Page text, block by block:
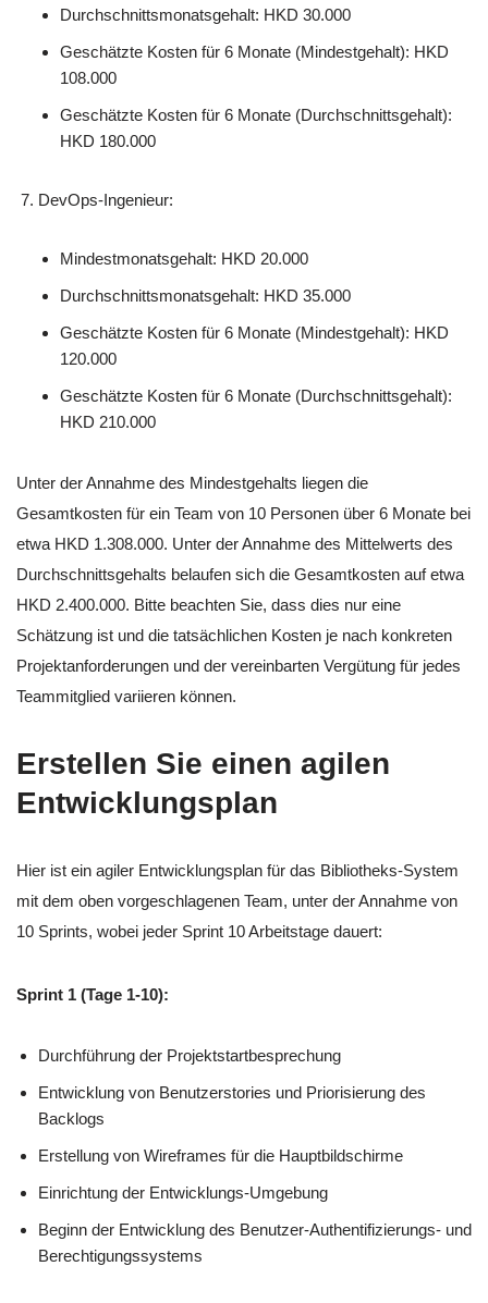
Durchschnittsmonatsgehalt: HKD 30.000
Geschätzte Kosten für 6 Monate (Mindestgehalt): HKD
108.000
Geschätzte Kosten für 6 Monate (Durchschnittsgehalt):
HKD 180.000
DevOps-Ingenieur:
Mindestmonatsgehalt: HKD 20.000
Durchschnittsmonatsgehalt: HKD 35.000
Geschätzte Kosten für 6 Monate (Mindestgehalt): HKD
120.000
Geschätzte Kosten für 6 Monate (Durchschnittsgehalt):
HKD 210.000
Unter der Annahme des Mindestgehalts liegen die
Gesamtkosten für ein Team von 10 Personen über 6 Monate bei
etwa HKD 1.308.000. Unter der Annahme des Mittelwerts des
Durchschnittsgehalts belaufen sich die Gesamtkosten auf etwa
HKD 2.400.000. Bitte beachten Sie, dass dies nur eine
Schätzung ist und die tatsächlichen Kosten je nach konkreten
Projektanforderungen und der vereinbarten Vergütung für jedes
Teammitglied variieren können.
Erstellen Sie einen agilen
Entwicklungsplan
Hier ist ein agiler Entwicklungsplan für das Bibliotheks-System
mit dem oben vorgeschlagenen Team, unter der Annahme von
10 Sprints, wobei jeder Sprint 10 Arbeitstage dauert:
Sprint 1 (Tage 1-10):
Durchführung der Projektstartbesprechung
Entwicklung von Benutzerstories und Priorisierung des
Backlogs
Erstellung von Wireframes für die Hauptbildschirme
Einrichtung der Entwicklungs-Umgebung
Beginn der Entwicklung des Benutzer-Authentifizierungs- und
Berechtigungssystems